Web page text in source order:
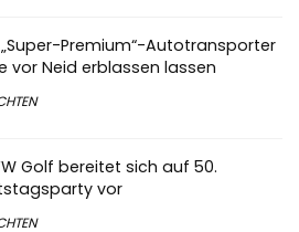
Premium“-Autotransporter
vor Neid erblassen lassen
Golf bereitet sich auf 50.
vor